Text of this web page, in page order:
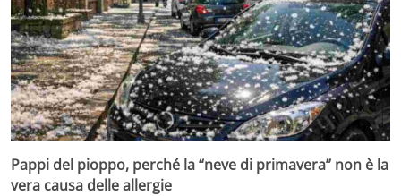
Pappi del pioppo, perché la “neve di primavera” non è la
vera causa delle allergie